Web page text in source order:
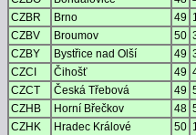
CZBR
Brno 49
CZBV
Broumov 50
CZBY
Bystřice nad Olší 49
CZCI
Čihošť 49
CZCT
Česká Třebová 49
CZHB
Horní Břečkov 48
CZHK
Hradec Králové 50